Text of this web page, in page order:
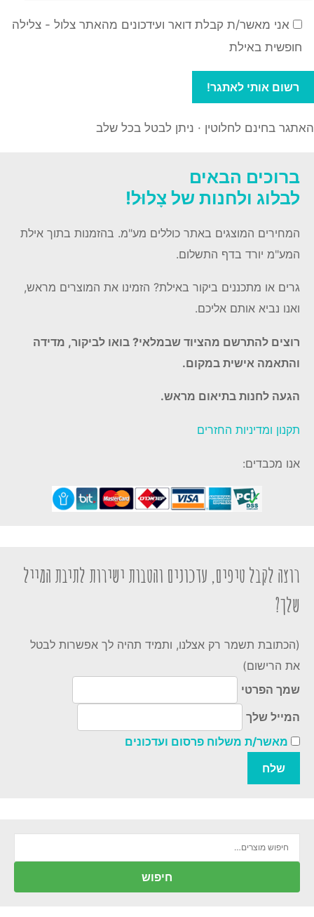
אני מאשר/ת קבלת דואר ועידכונים מהאתר צלול - צלילה
חופשית באילת
האתגר בחינם לחלוטין · ניתן לבטל בכל שלב
ברוכים הבאים
לבלוג ולחנות של צָלוּל!
המחירים המוצגים באתר כוללים מע"מ. בהזמנות בתוך אילת
המע"מ יורד בדף התשלום.
גרים או מתכננים ביקור באילת? הזמינו את המוצרים מראש,
ואנו נביא אותם אליכם.
רוצים להתרשם מהציוד שבמלאי? בואו לביקור, מדידה
והתאמה אישית במקום.
הגעה לחנות בתיאום מראש.
תקנון ומדיניות החזרים
אנו מכבדים:
רוצה לקבל טיפים, עדכונים והטבות ישירות לתיבת המייל
שלך?
(הכתובת תשמר רק אצלנו, ותמיד תהיה לך אפשרות לבטל
את הרישום)
שמך הפרטי
המייל שלך
מאשר/ת משלוח פרסום ועדכונים
חיפוש
עבור:
חיפוש